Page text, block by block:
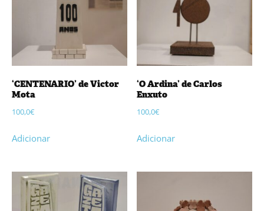
‘CENTENARIO’ de Victor
Mota
100,0€
Adicionar
‘O Ardina’ de Carlos
Enxuto
100,0€
Adicionar